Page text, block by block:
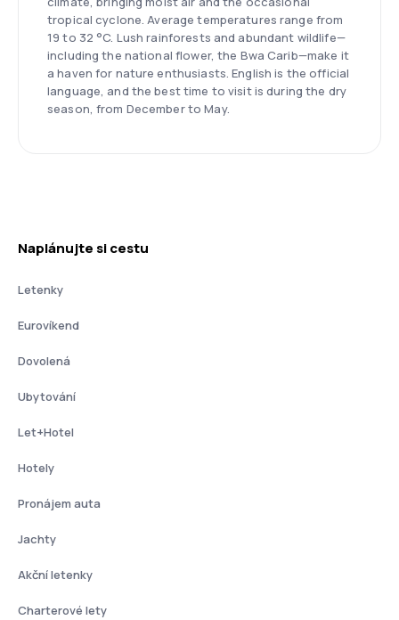
tropical cyclone. Average temperatures range from
19 to 32 °C. Lush rainforests and abundant wildlife—
including the national flower, the Bwa Carib—make it
a haven for nature enthusiasts. English is the official
language, and the best time to visit is during the dry
season, from December to May.
Naplánujte si cestu
Letenky
Eurovíkend
Dovolená
Ubytování
Let+Hotel
Hotely
Pronájem auta
Jachty
Akční letenky
Charterové lety